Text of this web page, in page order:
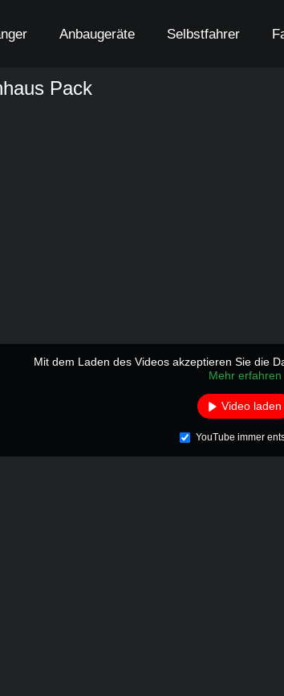
Anbaugeräte Selbstfahrer
Pack
Mit dem Laden des Videos akzeptieren Sie die
Mehr erfahren
Video laden
YouTube immer